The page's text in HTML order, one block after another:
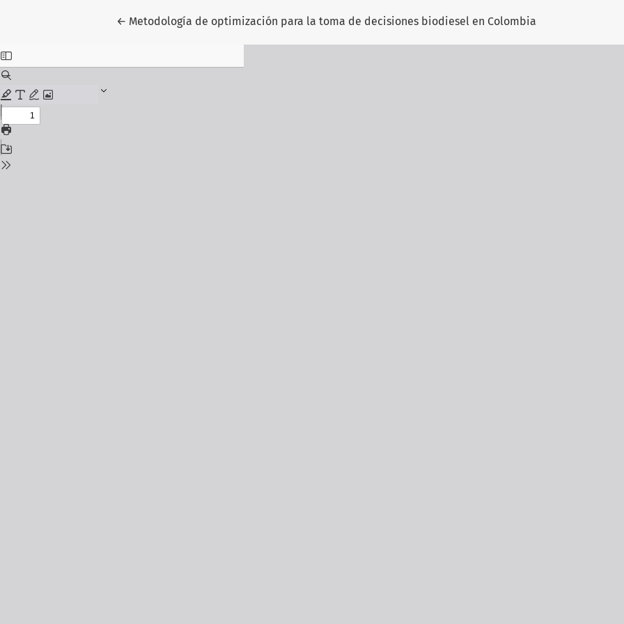
← Volver a los detalles del artículo
Metodología de optimización para la toma de decisiones biodiesel en Colombia